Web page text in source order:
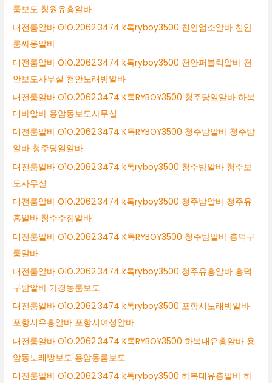
룸보도 창원유흥알바
대전룸알바 O1O.2062.3474 k톡ryboy3500 천안업소알바 천안
룸싸롱알바
대전룸알바 O1O.2062.3474 k톡ryboy3500 천안퍼블릭알바 천
안보도사무실 천안노래방알바
대전룸알바 O1O.2062.3474 K톡RYBOY3500 청주당일알바 하복
대바알바 용암동보도사무실
대전룸알바 O1O.2062.3474 K톡RYBOY3500 청주밤알바 청주밤
알바 청주당일알바
대전룸알바 O1O.2062.3474 k톡ryboy3500 청주밤알바 청주보
도사무실
대전룸알바 O1O.2062.3474 k톡ryboy3500 청주밤알바 청주유
흥알바 청주주점알바
대전룸알바 O1O.2062.3474 K톡RYBOY3500 청주밤알바 흥덕구
룸알바
대전룸알바 O1O.2062.3474 k톡ryboy3500 청주유흥알바 흥덕
구밤알바 가경동룸보도
대전룸알바 O1O.2062.3474 k톡ryboy3500 포항시노래방알바
포항시유흥알바 포항시여성알바
대전룸알바 O1O.2062.3474 K톡RYBOY3500 하복대유흥알바 용
암동노래방보도 용암동룸보도
대전룸알바 O1O.2062.3474 k톡ryboy3500 하복대유흥알바 하